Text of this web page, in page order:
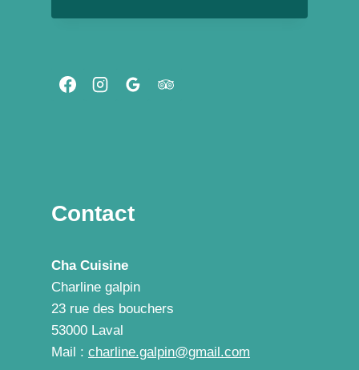
FLEUR
Contact
Cha Cuisine
Charline galpin
23 rue des bouchers
53000 Laval
Mail : charline.galpin@gmail.com